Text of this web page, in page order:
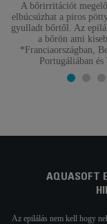
A bőrirritációt
elbúcsúzhat a piros
gyulladt bőrtől. Az
a bőrön ami
*Franciaországban,
Portugáliában
AQUASOFT
Az epilálás nem kell hogy